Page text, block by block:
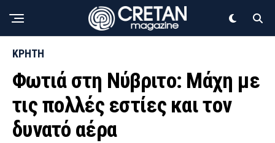
ΚΡΗΤΗ
Φωτιά στη Νύβριτο: Μάχη με
τις πολλές εστίες και τον
δυνατό αέρα